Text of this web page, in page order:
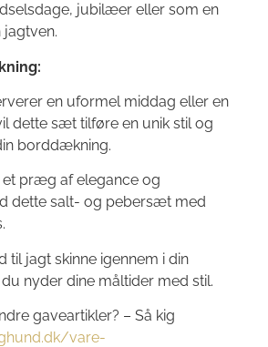
jubilæer eller som en
en uformel middag eller en
dette sæt tilføre en unik stil og
borddækning.
et præg af elegance og
dette salt- og pebersæt med
til jagt skinne igennem i din
nyder dine måltider med stil.
gaveartikler? – Så kig
vare-